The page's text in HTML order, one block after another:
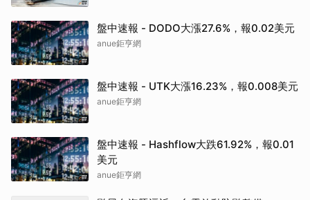
盤中速報 - DODO大漲27.6%，報0.02美元
anue鉅亨網
盤中速報 - UTK大漲16.23%，報0.008美元
anue鉅亨網
盤中速報 - Hashflow大跌61.92%，報0.01
美元
anue鉅亨網